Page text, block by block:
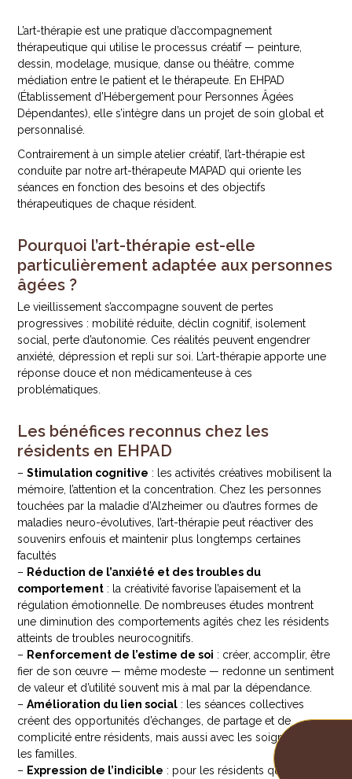
L’art-thérapie est une pratique d’accompagnement
thérapeutique qui utilise le processus créatif — peinture,
dessin, modelage, musique, danse ou théâtre, comme
médiation entre le patient et le thérapeute. En EHPAD
(Établissement d’Hébergement pour Personnes Âgées
Dépendantes), elle s’intègre dans un projet de soin global et
personnalisé.
Contrairement à un simple atelier créatif, l’art-thérapie est
conduite par notre art-thérapeute MAPAD qui oriente les
séances en fonction des besoins et des objectifs
thérapeutiques de chaque résident.
Pourquoi l’art-thérapie est-elle
particulièrement adaptée aux personnes
âgées ?
Le vieillissement s’accompagne souvent de pertes
progressives : mobilité réduite, déclin cognitif, isolement
social, perte d’autonomie. Ces réalités peuvent engendrer
anxiété, dépression et repli sur soi. L’art-thérapie apporte une
réponse douce et non médicamenteuse à ces
problématiques.
Les bénéfices reconnus chez les
résidents en EHPAD
–Stimulation cognitive : les activités créatives mobilisent la
mémoire, l’attention et la concentration. Chez les personnes
touchées par la maladie d’Alzheimer ou d’autres formes de
maladies neuro-évolutives, l’art-thérapie peut réactiver des
souvenirs enfouis et maintenir plus longtemps certaines
facultés
– Réduction de l’anxiété et des troubles du
comportement : la créativité favorise l’apaisement et la
régulation émotionnelle. De nombreuses études montrent
une diminution des comportements agités chez les résidents
atteints de troubles neurocognitifs.
– Renforcement de l’estime de soi : créer, accomplir, être
fier de son œuvre — même modeste — redonne un sentiment
de valeur et d’utilité souvent mis à mal par la dépendance.
–Amélioration du lien social : les séances collectives
créent des opportunités d’échanges, de partage et de
complicité entre résidents, mais aussi avec les soignants et
les familles.
– Expression de l’indicible : pour les résidents qui peinent à